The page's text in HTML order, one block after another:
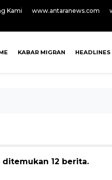
Kami www.antaranews.com
KABAR MIGRAN HEADLINES
12 berita.